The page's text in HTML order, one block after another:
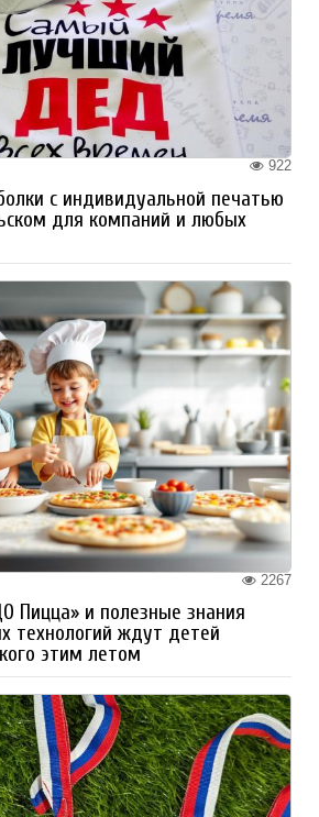
922
с индивидуальной печатью
для компаний и любых
2267
Пицца» и полезные знания
технологий ждут детей
этим летом